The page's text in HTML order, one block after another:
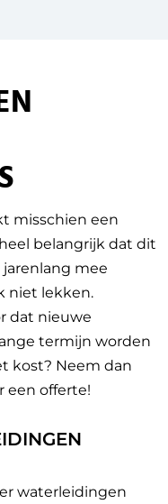
misschien een
belangrijk dat dit
mee
niet lekken.
dat nieuwe
termijn worden
kost? Neem dan
een offerte!
waterleidingen